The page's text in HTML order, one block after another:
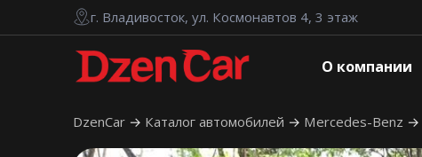
г. Владивосток, ул. Космонавтов 4, 3 этаж
О компании
DzenCar Каталог автомобилей Mercedes-Benz